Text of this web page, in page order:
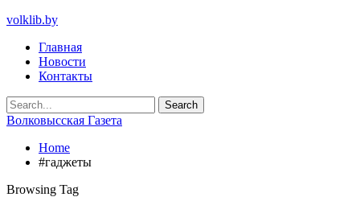
volklib.by
Главная
Новости
Контакты
Волковысская Газета
Home
#гаджеты
Browsing Tag